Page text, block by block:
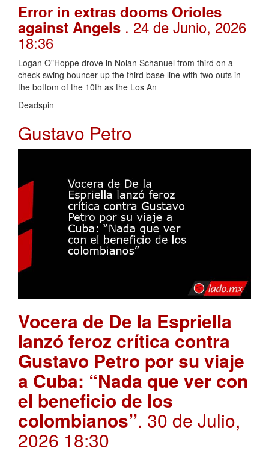
Error in extras dooms Orioles
against Angels . 24 de Junio, 2026
18:36
Logan O"Hoppe drove in Nolan Schanuel from third on a
check-swing bouncer up the third base line with two outs in
the bottom of the 10th as the Los An
Deadspin
Gustavo Petro
Vocera de De la Espriella
lanzó feroz crítica contra
Gustavo Petro por su viaje
a Cuba: “Nada que ver con
el beneficio de los
colombianos”. 30 de Julio,
2026 18:30